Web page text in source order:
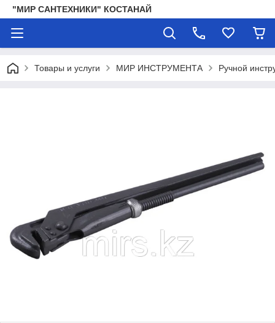
"МИР САНТЕХНИКИ" КОСТАНАЙ
Товары и услуги МИР ИНСТРУМЕНТА Ручной